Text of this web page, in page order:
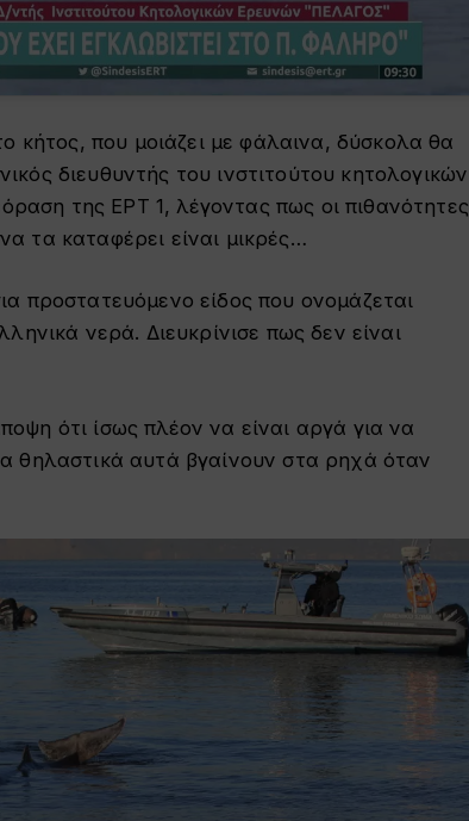
κήτος, που μοιάζει με φάλαινα, δύσκολα θα
διευθυντής του ινστιτούτου κητολογικών
της ΕΡΤ 1, λέγοντας πως οι πιθανότητες
να τα καταφέρει είναι μικρές…
προστατευόμενο είδος που ονομάζεται
νερά. Διευκρίνισε πως δεν είναι
ότι ίσως πλέον να είναι αργά για να
θηλαστικά αυτά βγαίνουν στα ρηχά όταν